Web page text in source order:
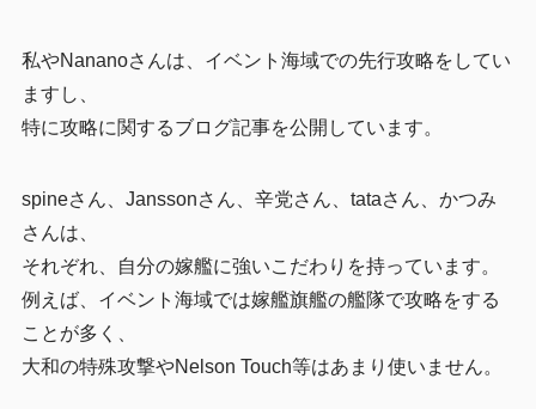
私やNananoさんは、イベント海域での先行攻略をしてい
ますし、
特に攻略に関するブログ記事を公開しています。
spineさん、Janssonさん、辛党さん、tataさん、かつみ
さんは、
それぞれ、自分の嫁艦に強いこだわりを持っています。
例えば、イベント海域では嫁艦旗艦の艦隊で攻略をする
ことが多く、
大和の特殊攻撃やNelson Touch等はあまり使いません。